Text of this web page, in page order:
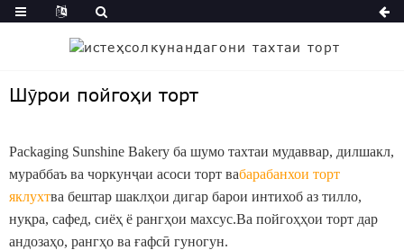
Шӯрои пойгоҳи торт
Packaging Sunshine Bakery ба шумо тахтаи мудаввар, дилшакл,
мураббаъ ва чоркунҷаи асоси торт вабарабанхои торт
яклухтва бештар шаклҳои дигар барои интихоб аз тилло,
нуқра, сафед, сиёҳ ё рангҳои махсус.Ва пойгоҳҳои торт дар
андозаҳо, рангҳо ва ғафсӣ гуногун.